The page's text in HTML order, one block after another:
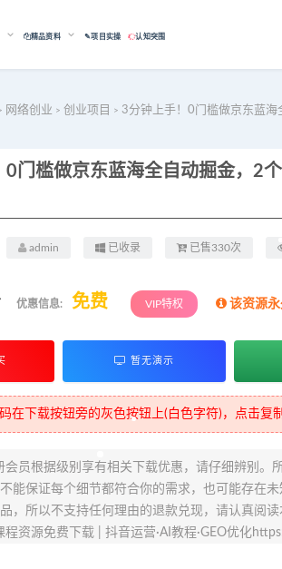
精品资料 ✎项目实操 认知突围
网络创业 > 创业项目 > 3分钟上手！0门槛做京东蓝
admin 已收录 已售330次
优惠信息: 免费 VIP特权 该资源
暂无演示
在下载按钮旁的灰色按钮上(白色字符)，点击复
会员根据级别享有相关下载优惠，请仔细辨别。
能保证每个细节都符合你的需求，也可能存在
，所以不支持任何理由的退款兑现，请认真阅
程资源免费下载 | 抖音运营·AI教程·GEO优化